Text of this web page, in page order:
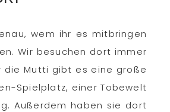
wem ihr es mitbringen
Wir besuchen dort immer
die Mutti gibt es eine große
Spielplatz, einer Tobewelt
Außerdem haben sie dort